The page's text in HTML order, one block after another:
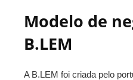
Modelo de
B.LEM
A B.LEM foi criada pelo